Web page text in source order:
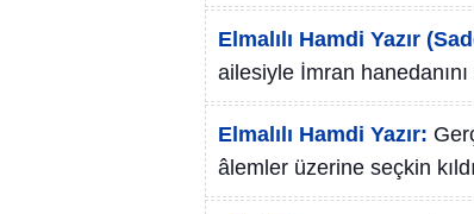
Elmalılı Hamdi Yazır
ailesiyle İmran
Elmalılı Hamdi Yazır:
âlemler üzerine seçkin